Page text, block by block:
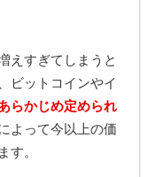
えすぎてしまうと
ビットコインやイ
らかじめ定められ
よって今以上の価
す。